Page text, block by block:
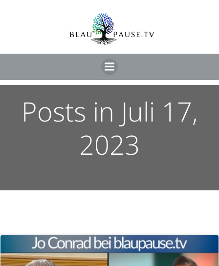
Posts in Juli 17,
2023